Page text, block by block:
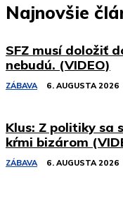
Najnovšie
SFZ musí doložiť
nebudú. (VIDEO)
ZÁBAVA 6. AUGUSTA 2026
Klus: Z politiky sa
kŕmi bizárom
ZÁBAVA 6. AUGUSTA 2026